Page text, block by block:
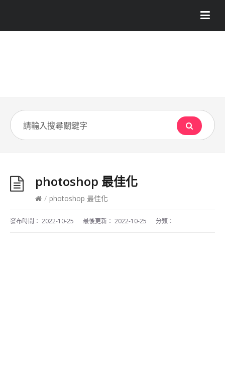
photoshop 最佳化
/ photoshop 最佳化
發布時間： 2022-10-25 最後更新： 2022-10-25 分類：